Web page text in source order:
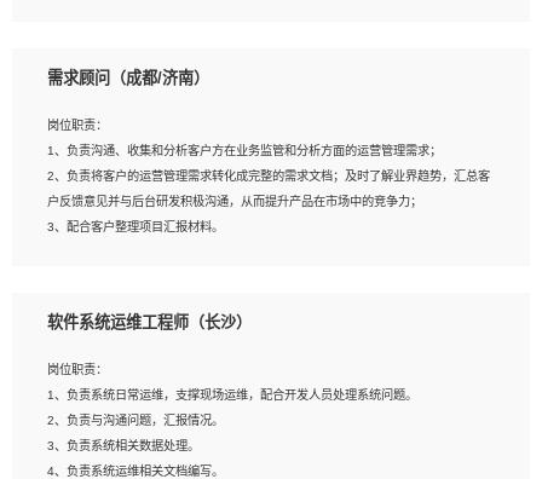
2、2年以上图像处理开发经验，熟悉python和spark开发；
建深度学习系统环境；
4、熟悉OPENCV、HALCON等常用图像处理软件，熟练进行图像处理；
5、熟悉主流的分类算法、聚类算法和关联分析算法原理，能熟练使用神经网络算法
的进行业务建模；
6、对OCR领域有深入的研究，熟悉模型调参，压缩和整型化方法；
需求顾问（成都/济南）
岗位职责：
1、负责沟通、收集和分析客户方在业务监管和分析方面的运营管理需求；
2、负责将客户的运营管理需求转化成完整的需求文档；及时了解业界趋势，汇总客
户反馈意见并与后台研发积极沟通，从而提升产品在市场中的竞争力；
3、配合客户整理项目汇报材料。
1、3年以上运营或解决方案的工作经验。
征，可独立提出完整的优化方案,并推动方案执行达成结果；熟练使用PPT、
WORD、EXCEL等办公软件；
3、深入理解公司各项AI产品和技术信息；具有较强的文档编写能力，能独立撰写
PPT、方案建议书等，面试时需携带个人制作的专业PPT文件进行展示。
软件系统运维工程师（长沙）
岗位职责：
1、负责系统日常运维，支撑现场运维，配合开发人员处理系统问题。
2、负责与沟通问题，汇报情况。
3、负责系统相关数据处理。
4、负责系统运维相关文档编写。